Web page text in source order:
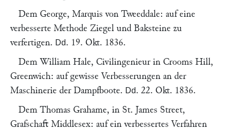
Dem George, Marquis von Tweeddale: auf eine
verbesserte Methode Ziegel und Baksteine zu
verfertigen. Dd. 19. Okt. 1836.
Dem William Hale, Civilingenieur in Crooms Hill,
Greenwich: auf gewisse Verbesserungen an der
Maschinerie der Dampfboote. Dd. 22. Okt. 1836.
Dem Thomas Grahame, in St. James Street,
Grafschaft Middlesex: auf ein verbessertes Verfahren